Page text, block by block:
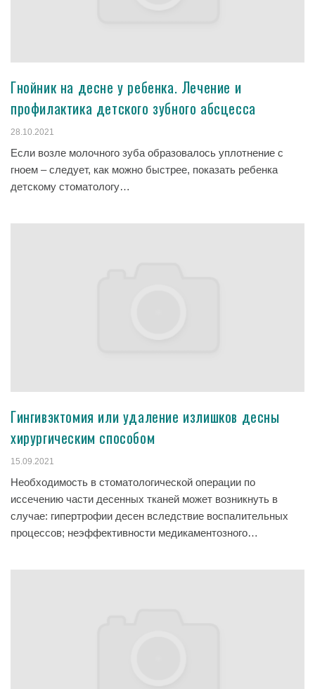
Гнойник на десне у ребенка. Лечение и
профилактика детского зубного абсцесса
28.10.2021
Если возле молочного зуба образовалось уплотнение с
гноем – следует, как можно быстрее, показать ребенка
детскому стоматологу…
Гингивэктомия или удаление излишков десны
хирургическим способом
15.09.2021
Необходимость в стоматологической операции по
иссечению части десенных тканей может возникнуть в
случае: гипертрофии десен вследствие воспалительных
процессов; неэффективности медикаментозного…